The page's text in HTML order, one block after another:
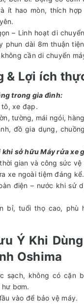
ít hao mòn, thích
– Linh hoạt di
phun dài 8m thuận
cần di chuyển
& Lợi ích
trong gia đình:
tô, xe đạp.
tường, mái ngói,
đồ gia dụng,
sở hữu Máy rửa xe
gian và công sức vệ
xe ngoài tiệm đáng kể.
điện – nước khi sử
bỉ, tuổi thọ cao, phù
Ý Khi
Oshima
sạch, không có cặn
bơm.
vào để bảo vệ máy.